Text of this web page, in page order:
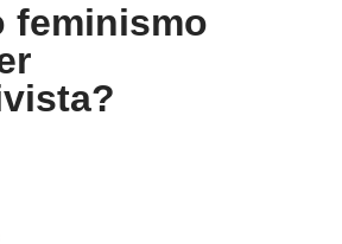
feminismo